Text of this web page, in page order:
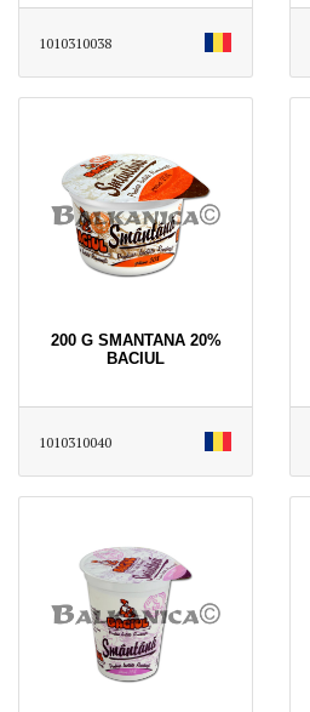
1010310038
200 G SMANTANA 20%
BACIUL
1010310040